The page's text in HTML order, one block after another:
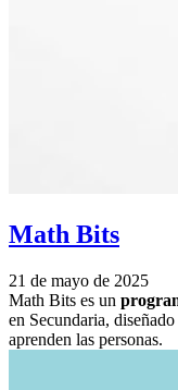
Math Bits
21 de mayo de 2025
Math Bits es un
en Secundaria,
aprenden las personas.